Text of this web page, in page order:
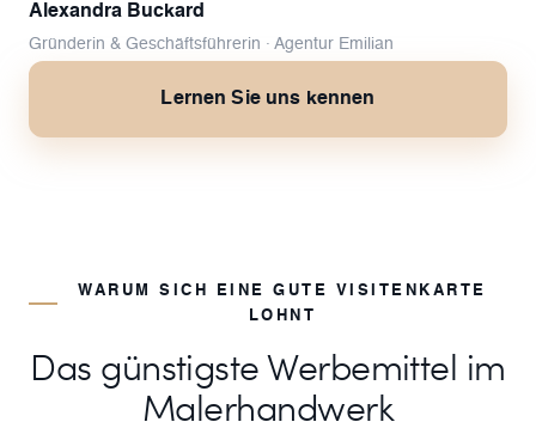
Alexandra Buckard
Gründerin & Geschäftsführerin · Agentur Emilian
Lernen Sie uns kennen
WARUM SICH EINE GUTE VISITENKARTE
LOHNT
Das günstigste Werbemittel im
Malerhandwerk